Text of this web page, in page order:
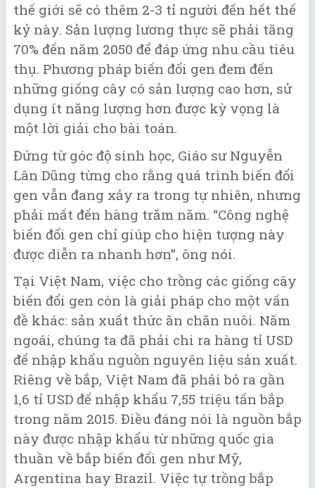
thế giới sẽ có thêm 2-3 tỉ người đến hết thế
kỷ này. Sản lượng lương thực sẽ phải tăng
70% đến năm 2050 để đáp ứng nhu cầu tiêu
thụ. Phương pháp biến đổi gen đem đến
những giống cây có sản lượng cao hơn, sử
dụng ít năng lượng hơn được kỳ vọng là
một lời giải cho bài toán.
Đứng từ góc độ sinh học, Giáo sư Nguyễn
Lân Dũng từng cho rằng quá trình biến đổi
gen vẫn đang xảy ra trong tự nhiên, nhưng
phải mất đến hàng trăm năm. “Công nghệ
biến đổi gen chỉ giúp cho hiện tượng này
được diễn ra nhanh hơn”, ông nói.
Tại Việt Nam, việc cho trồng các giống cây
biến đổi gen còn là giải pháp cho một vấn
đề khác: sản xuất thức ăn chăn nuôi. Năm
ngoái, chúng ta đã phải chi ra hàng tỉ USD
để nhập khẩu nguồn nguyên liệu sản xuất.
Riêng về bắp, Việt Nam đã phải bỏ ra gần
1,6 tỉ USD để nhập khẩu 7,55 triệu tấn bắp
trong năm 2015. Điều đáng nói là nguồn bắp
này được nhập khẩu từ những quốc gia
thuần về bắp biến đổi gen như Mỹ,
Argentina hay Brazil. Việc tự trồng bắp